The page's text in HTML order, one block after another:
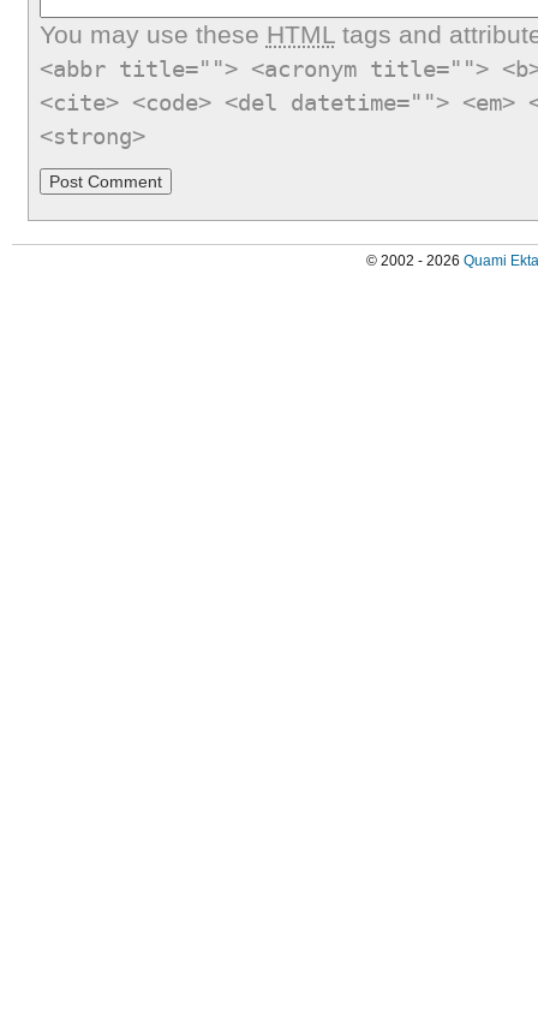
You may use these HTMLtags and
<abbr title=""> <acronym title="">
<cite> <code> <del datetime="">
<strong>
© 2002 - 2026 Quami